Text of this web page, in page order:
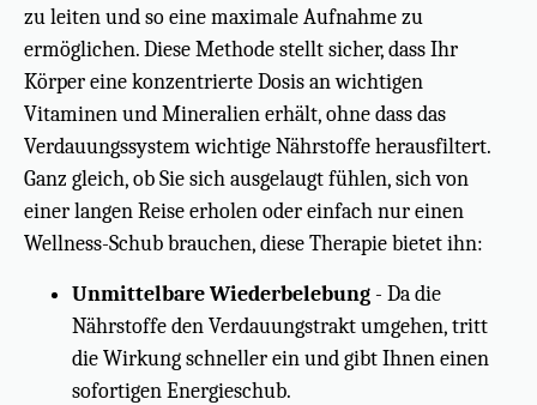
zu leiten und so eine maximale Aufnahme zu
ermöglichen. Diese Methode stellt sicher, dass Ihr
Körper eine konzentrierte Dosis an wichtigen
Vitaminen und Mineralien erhält, ohne dass das
Verdauungssystem wichtige Nährstoffe herausfiltert.
Ganz gleich, ob Sie sich ausgelaugt fühlen, sich von
einer langen Reise erholen oder einfach nur einen
Wellness-Schub brauchen, diese Therapie bietet ihn:
Unmittelbare Wiederbelebung - Da die
Nährstoffe den Verdauungstrakt umgehen, tritt
die Wirkung schneller ein und gibt Ihnen einen
sofortigen Energieschub.